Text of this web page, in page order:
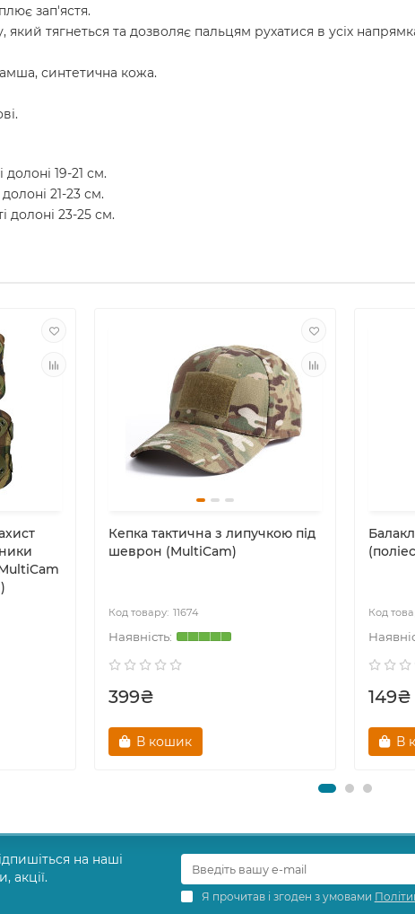
зап'ястя.
який тягнеться та дозволяє пальцям рухатися в усіх
синтетична кожа.
19-21 см.
21-23 см.
долоні 23-25 см.
Кепка тактична з липучкою під
шеврон (MultiCam)
11674
399₴
В кошик
149₴
В
на наші
акції.
Я прочитав і згоден з умовами